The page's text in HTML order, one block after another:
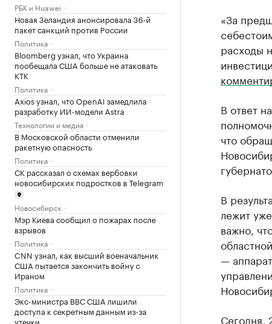
РБК и Huawei
Новая Зеландия анонсировала 36-й
пакет санкций против России
Политика
Bloomberg узнал, что Украина
пообещала США больше не атаковать
КТК
Политика
Axios узнал, что OpenAI замедлила
разработку ИИ-модели Astra
Технологии и медиа
В Московской области отменили
ракетную опасность
Политика
СК рассказал о схемах вербовки
новосибирских подростков в Telegram
Новосибирск
Мэр Киева сообщил о пожарах после
взрывов
Политика
CNN узнал, как высший военачальник
США пытается закончить войну с
Ираном
Политика
Экс-министра ВВС США лишили
доступа к секретным данным из-за
утечки
«За
расходы
В ответ
что
В
лежит
важно,
—
Сегодня,